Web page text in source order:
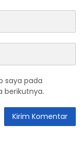
saya pada
berikutnya.